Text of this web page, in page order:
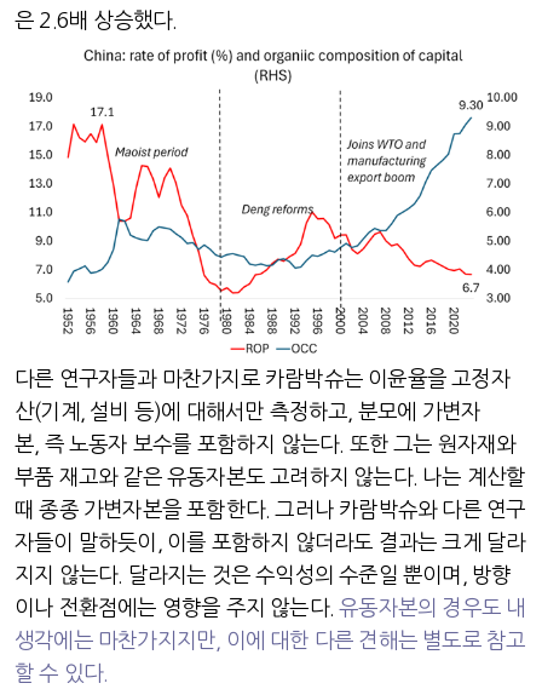
은 2.6배 상승했다.
다른 연구자들과 마찬가지로 카람박슈는 이윤율을 고정자
산(기계 설비 등)에 대해서만 측정하고 분모에 가변자
본 즉 노동자 보수를 포함하지 않는다. 또한 그는 원자재와
부품 재고와 같은 유동자본도 고려하지 않는다. 나는 계산할
때 종종 가변자본을 포함한다.그러나 카람박슈와 다른 연구
자들이 말하듯이
이를 포함하지 않더라도 결과는 크게 달라
지지 않는다. 달라지는 것은 수익성의 수준일 뿐이며
방향
이나 전환점에는 영향을 주지 않는다.유동자본의 경우도 내
생각에는 마찬가지지만
이에 대한 다른 견해는 별도로 참고
할 수 있다.